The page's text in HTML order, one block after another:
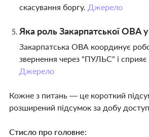
скасування боргу. Джерело
Яка роль Закарпатської ОВА
Закарпатська ОВА координує
звернення через "ПУЛЬС" і
Джерело
Кожне з питань — це короткий
розширений підсумок за добу
Стисло про головне: